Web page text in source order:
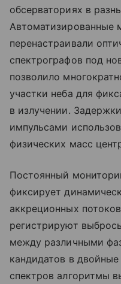
обсерваториях в
Автоматизированные
перенастраивали
спектрографов под
позволило
участки неба для
в излучении.
импульсами
физических масс
Постоянный
фиксирует
аккреционных
регистрируют
между различными
кандидатов в
спектров алгоритмы